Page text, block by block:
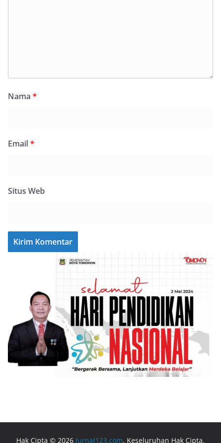
Nama *
Email*
Situs Web
Hak Cipta © 2026 Jurnal123.com. Keseluruhan Hak Cipta.